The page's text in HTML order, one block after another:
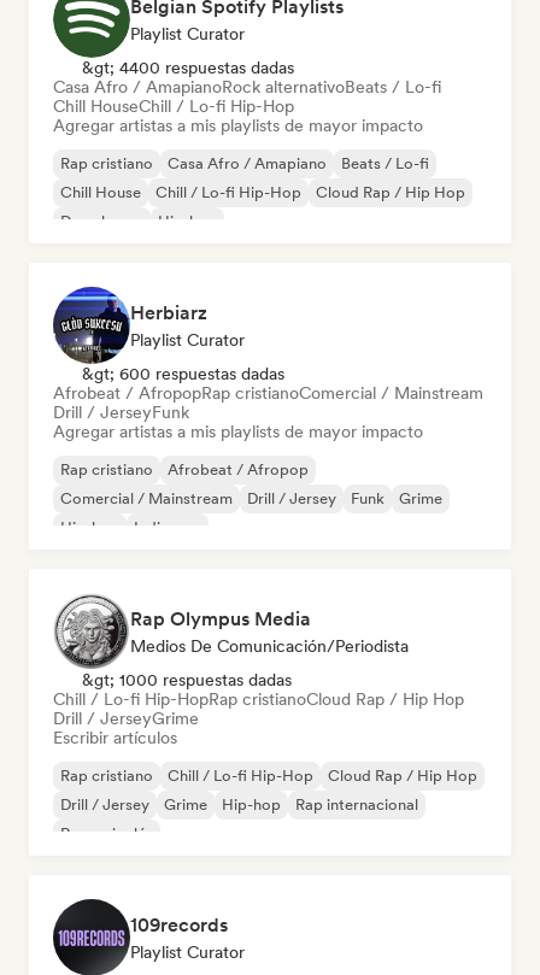
Belgian Spotify Playlists
Playlist Curator
&gt; 4400 respuestas dadas
Casa Afro / AmapianoRock alternativoBeats / Lo-fi
Chill HouseChill / Lo-fi Hip-Hop
Agregar artistas a mis playlists de mayor impacto
Rap cristiano Casa Afro / Amapiano
Beats / Lo-fi
Chill House
Chill / Lo-fi Hip-Hop
Cloud Rap / Hip Hop
Deep house
Hip-hop
Herbiarz
Playlist Curator
&gt; 600 respuestas dadas
Afrobeat / AfropopRap cristianoComercial / Mainstream
Drill / JerseyFunk
Agregar artistas a mis playlists de mayor impacto
Rap cristiano
Afrobeat / Afropop
Comercial / Mainstream
Drill / Jersey Funk
Grime
Hip-hop
Indie pop
Rap Olympus Media
Medios De Comunicación/Periodista
&gt; 1000 respuestas dadas
Chill / Lo-fi Hip-HopRap cristianoCloud Rap / Hip Hop
Drill / JerseyGrime
Escribir artículos
Rap cristiano Chill / Lo-fi Hip-Hop
Cloud Rap / Hip Hop
Drill / Jersey
Grime Hip-hop
Rap internacional
Rap en inglés
109records
Playlist Curator